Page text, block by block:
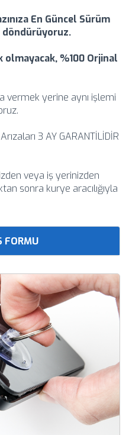
En Güncel Sürüm
olmayacak, %100 Orjinal
vermek yerine aynı işlemi
3 AY GARANTİLİDİR
veya iş yerinizden
sonra kurye aracılığıyla
FORMU